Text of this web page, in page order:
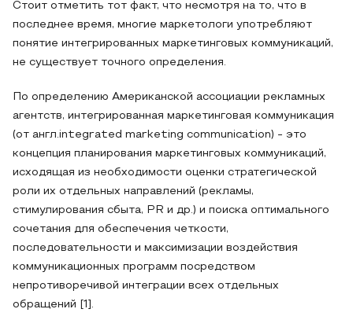
Стоит отметить тот факт, что несмотря на то, что в
последнее время, многие маркетологи употребляют
понятие интегрированных маркетинговых коммуникаций,
не существует точного определения.
По определению Американской ассоциации рекламных
агентств, интегрированная маркетинговая коммуникация
(от англ.integrated marketing communication) - это
концепция планирования маркетинговых коммуникаций,
исходящая из необходимости оценки стратегической
роли их отдельных направлений (рекламы,
стимулирования сбыта, PR и др.) и поиска оптимального
сочетания для обеспечения четкости,
последовательности и максимизации воздействия
коммуникационных программ посредством
непротиворечивой интеграции всех отдельных
обращений [1].